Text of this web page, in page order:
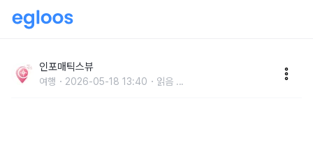
치료 한국 여행지?
인포매틱스뷰
여행 2026-05-18 13:40 읽음 ...